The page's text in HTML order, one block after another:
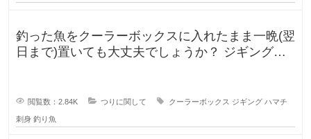
釣った魚をクーラーボックスに入れたまま一晩(翌
日まで)置いても大丈夫でしょうか？ ジギングに
閲覧数：2.84K つりに関して クーラーボックス ジギング ハマチ
刺身 釣り魚